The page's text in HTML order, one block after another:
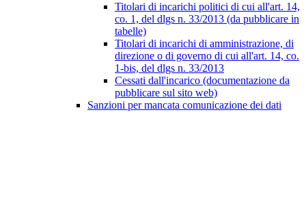
Titolari di incarichi politici di cui all'art. 14,
co. 1, del dlgs n. 33/2013 (da pubblicare in
tabelle)
Titolari di incarichi di amministrazione, di
direzione o di governo di cui all'art. 14, co.
1-bis, del dlgs n. 33/2013
Cessati dall'incarico (documentazione da
pubblicare sul sito web)
Sanzioni per mancata comunicazione dei dati